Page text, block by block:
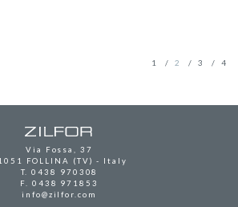
1 2 3 4
Via Fossa, 37
FOLLINA (TV) - Italy
T.0438 970308
F. 0438 971853
info@zilfor.com